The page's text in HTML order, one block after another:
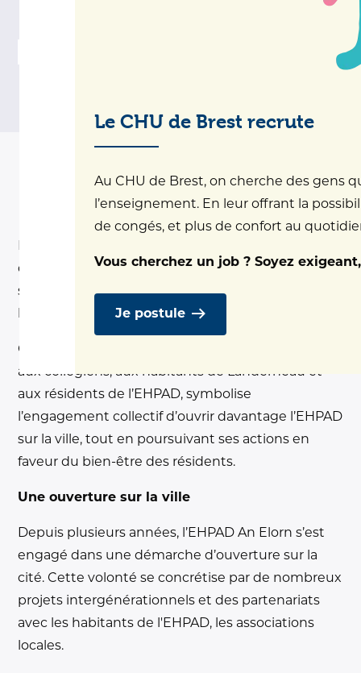
Le CHU de Brest recrute
Au CHU de Brest, on cherche des gens
l’enseignement. En leur offrant la
de congés, et plus de confort au
Vous cherchez un job ? Soyez
Je postule
30/09/2024
de la ville de Landerneau ont été inaugurés le 27
septembre, sur le site de l’EHPAD du Centre
hospitalier de Landerneau.
Cet espace intergénérationnel, qui servira à la fois
aux collégiens, aux habitants de Landerneau et
aux résidents de l’EHPAD, symbolise
l’engagement collectif d’ouvrir davantage l’EHPAD
sur la ville, tout en poursuivant ses actions en
faveur du bien-être des résidents.
Une ouverture sur la ville
Depuis plusieurs années, l’EHPAD An Elorn s’est
engagé dans une démarche d’ouverture sur la
cité. Cette volonté se concrétise par de nombreux
projets intergénérationnels et des partenariats
avec les habitants de l'EHPAD, les associations
locales.